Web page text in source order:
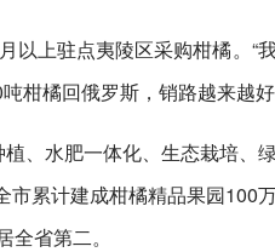
以上驻点夷陵区采购柑橘。“
柑橘回俄罗斯，销路越来越好
、水肥一体化、生态栽培、
累计建成柑橘精品果园100
省第二。